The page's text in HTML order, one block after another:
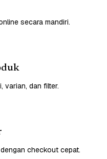
secara mandiri.
varian, dan filter.
checkout cepat.